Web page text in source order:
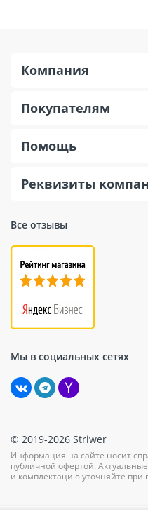
Все отзывы
Мы в социальных сетях
Компания
Покупателям
Помощь
Реквизиты
© 2019-2026 Striwer
Информация на сайте носит
публичной офертой.
и комплектацию уточняйте при